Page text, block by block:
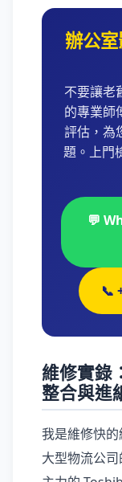
辦公
不要讓老
的專業師
評估，為
題。上門
💬
📞
維修實錄
整合與進
我是維修快
大型物流公